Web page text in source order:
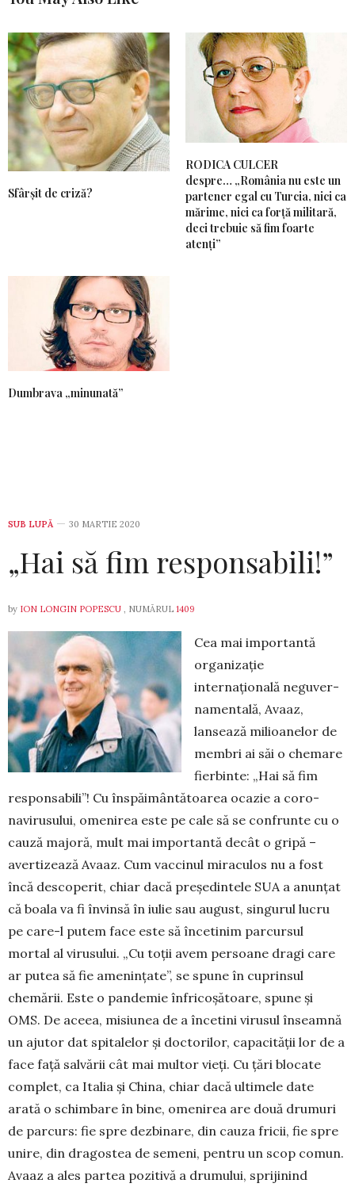
Sfârșit de criză?
RODICA CULCER
despre… „România nu este un
partener egal cu Turcia, nici ca
mărime, nici ca forță militară,
deci trebuie să fim foarte
atenți”
Dumbrava „minunată”
SUB LUPĂ 30 MARTIE 2020
„Hai să fim responsabili!”
by ION LONGIN POPESCU , NUMĂRUL 1409
Cea mai importantă
organizație
internațională negu­ver­
namentală, Avaaz,
lansează milioanelor de
membri ai săi o chemare
fierbinte: „Hai să fim
respon­sabili”! Cu înspăimântătoarea ocazie a coro­
navirusului, ome­ni­rea este pe cale să se con­frunte cu o
cauză ma­joră, mult mai importantă decât o gripă –
avertizează Avaaz. Cum vacci­nul miraculos nu a fost
încă descoperit, chiar dacă preșe­dintele SUA a anunțat
că boala va fi învinsă în iulie sau august, singurul lucru
pe care-l putem face este să încetinim parcursul
mortal al viru­sului. „Cu toții avem persoane dragi care
ar putea să fie amenințate”, se spu­ne în cuprinsul
chemării. Este o pan­­demie înfricoșătoare, spune și
OMS. De aceea, mi­siu­nea de a încetini virusul în­seamnă
un ajutor dat spi­talelor și doctorilor, capacității lor de a
face față salvării cât mai multor vieți. Cu țări blo­cate
complet, ca Italia și China, chiar dacă ultimele date
arată o schim­bare în bi­ne, omenirea are două dru­muri
de parcurs: fie spre dezbinare, din cauza fricii, fie spre
unire, din dra­gostea de semeni, pentru un scop co­mun.
Avaaz a ales partea po­zitivă a drumului, sprijinind